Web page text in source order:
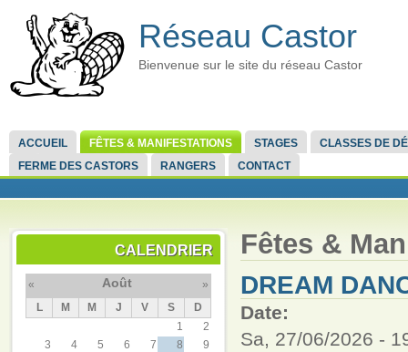
Réseau Castor
Bienvenue sur le site du réseau Castor
ACCUEIL FÊTES & MANIFESTATIONS STAGES
CLASSES DE
FERME DES CASTORS
RANGERS CONTACT
CALENDRIER
« Août
»
L
M M J V S
D
1
2
3
4 5 6 7 8
9
Fêtes &
DREAM
Date:
Sa, 27/06/2026 -